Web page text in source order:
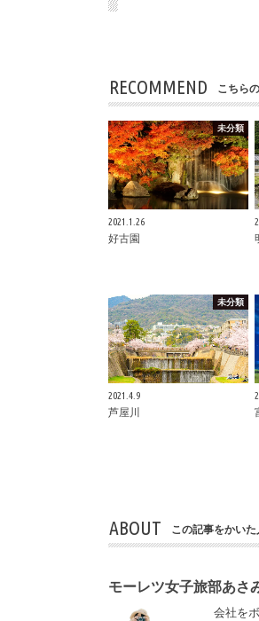
RECOMMEND こちら
未分類
2021.1.26
好古園
未分類
2021.4.9
芦屋川
ABOUT この記事をかいた
モーレツ女子旅部あさ
会社を